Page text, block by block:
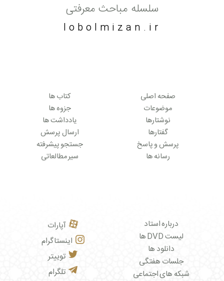
سلسله مباحث معرفتی
lobolmizan.ir
صفحه اصلی
موضوعات
نوشتارها
گفتارها
پرسش و پاسخ
رسانه ها
کتاب ها
جزوه ها
یادداشت ها
ارسال پرسش
جستجو پیشرفته
سیر مطالعاتی
درباره استاد
لیست DVD ها
دانلود ها
جلسات هفتگی
شبکه های اجتماعی
آپارات
اینستاگرام
توییتر
تلگرام